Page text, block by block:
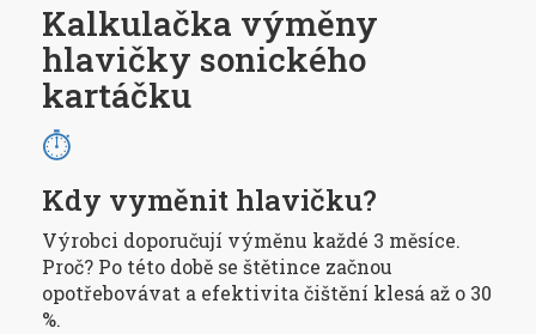
Kalkulačka výměny
hlavičky sonického
kartáčku
⏱️
Kdy vyměnit hlavičku?
Výrobci doporučují výměnu každé 3 měsíce.
Proč? Po této době se štětince začnou
opotřebovávat a efektivita čištění klesá až o 30
%.